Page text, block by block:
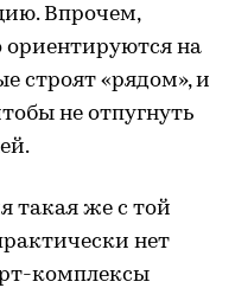
Впрочем,
на
строят «рядом», и
не отпугнуть
такая же с той
нет
комплексы